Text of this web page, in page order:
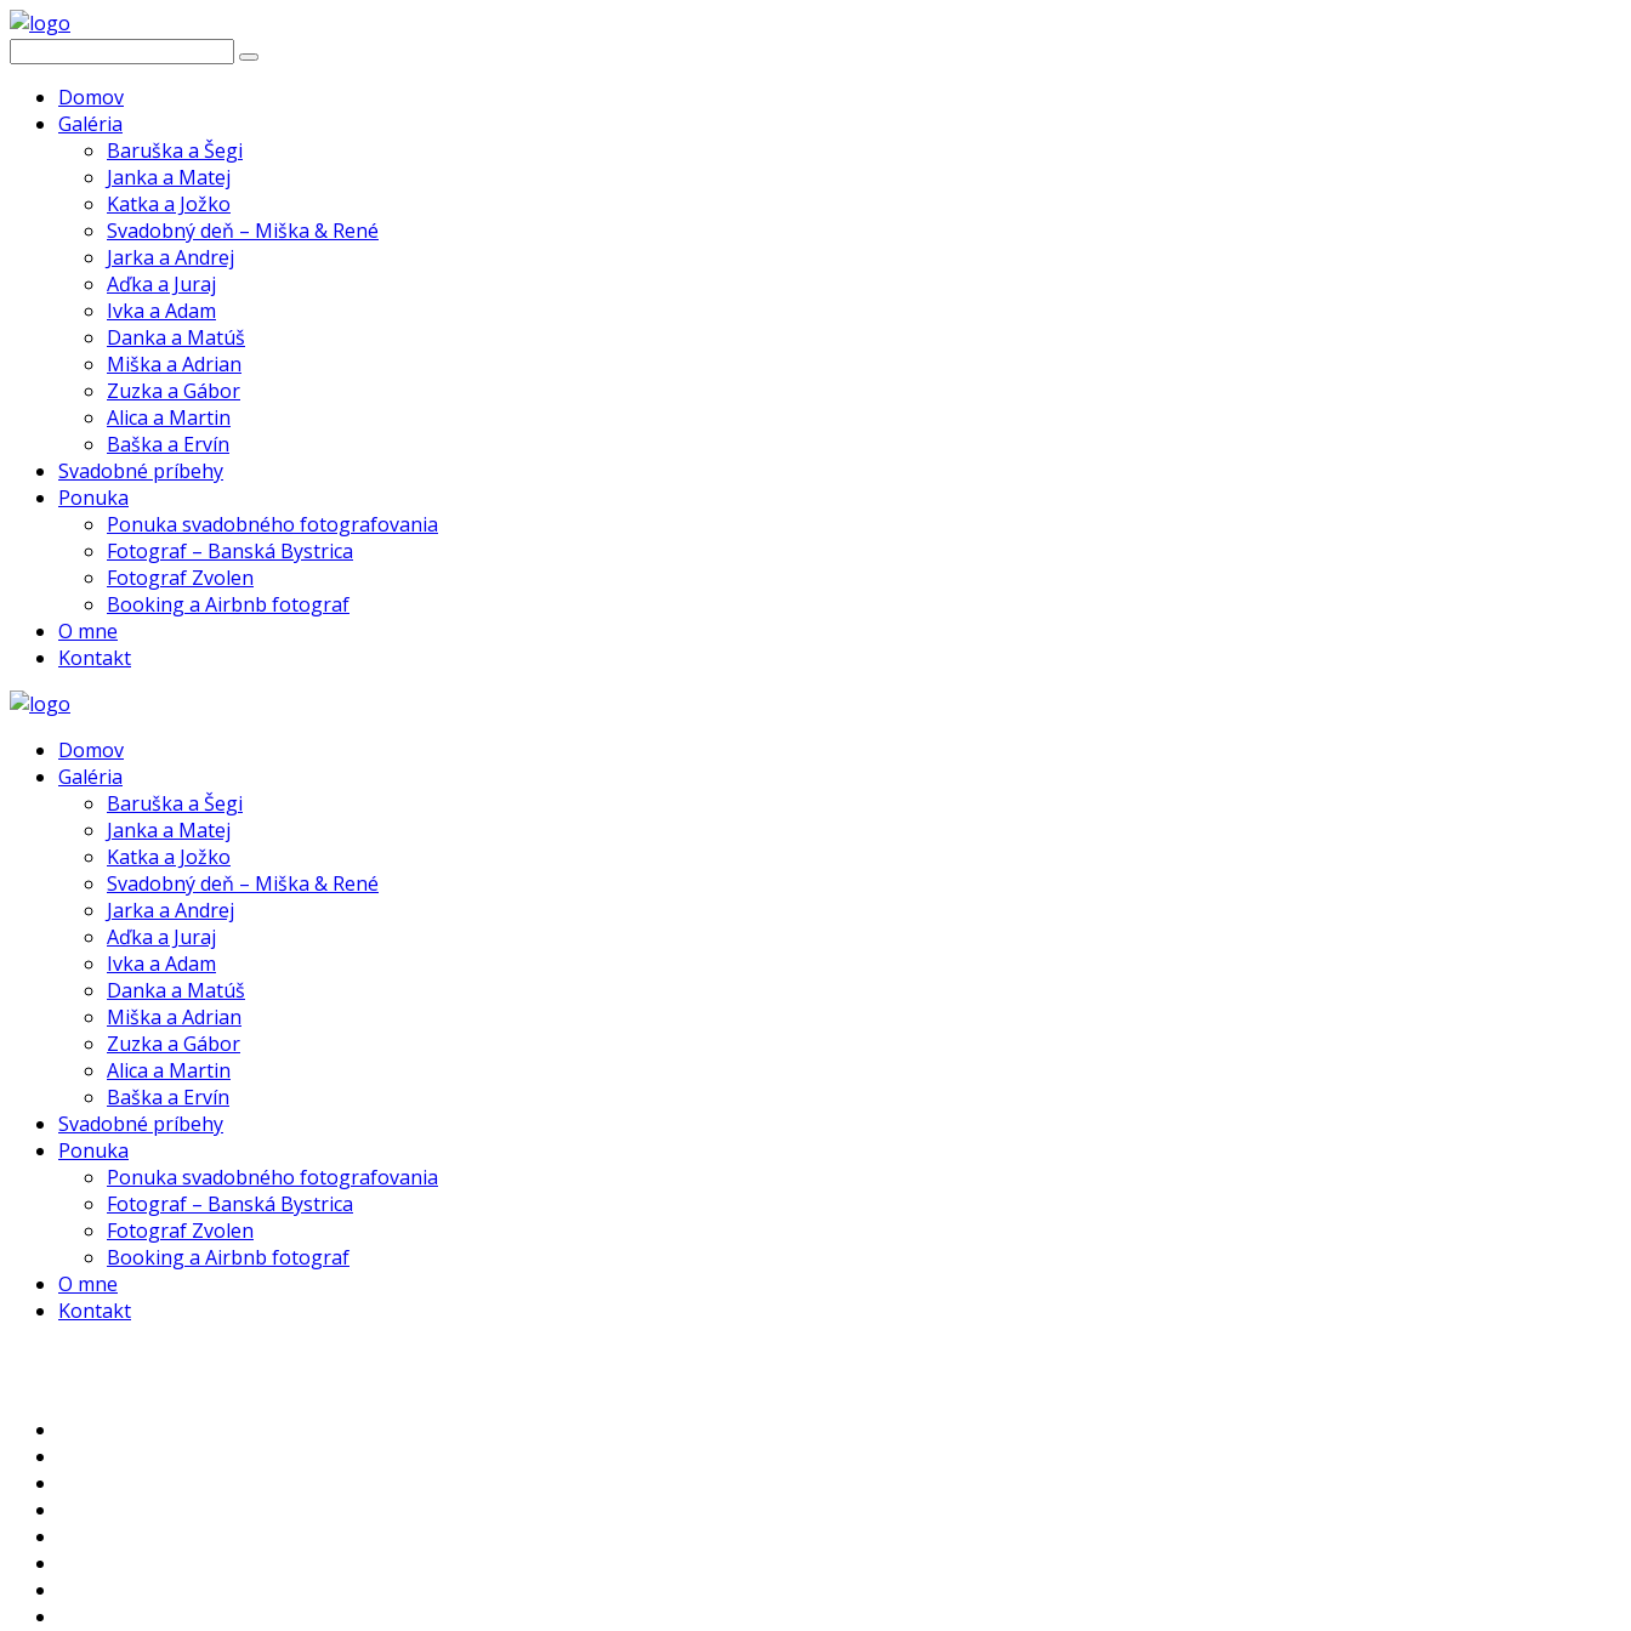
Domov
Galéria
Baruška a Šegi
Janka a Matej
Katka a Jožko
Svadobný deň – Miška & René
Jarka a Andrej
Aďka a Juraj
Ivka a Adam
Danka a Matúš
Miška a Adrian
Zuzka a Gábor
Alica a Martin
Baška a Ervín
Svadobné príbehy
Ponuka
Ponuka svadobného fotografovania
Fotograf – Banská Bystrica
Fotograf Zvolen
Booking a Airbnb fotograf
O mne
Kontakt
Domov
Galéria
Baruška a Šegi
Janka a Matej
Katka a Jožko
Svadobný deň – Miška & René
Jarka a Andrej
Aďka a Juraj
Ivka a Adam
Danka a Matúš
Miška a Adrian
Zuzka a Gábor
Alica a Martin
Baška a Ervín
Svadobné príbehy
Ponuka
Ponuka svadobného fotografovania
Fotograf – Banská Bystrica
Fotograf Zvolen
Booking a Airbnb fotograf
O mne
Kontakt